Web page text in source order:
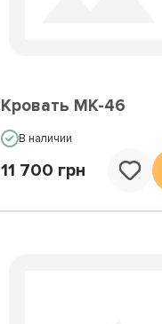
Кровать МК-46
В наличии
11 700 грн